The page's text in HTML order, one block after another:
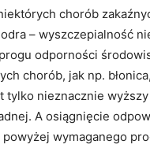
chorób
– wyszczepialność
odporności
chorób, jak np.
tylko nieznacznie
A osiągnięcie
powyżej wymaganego